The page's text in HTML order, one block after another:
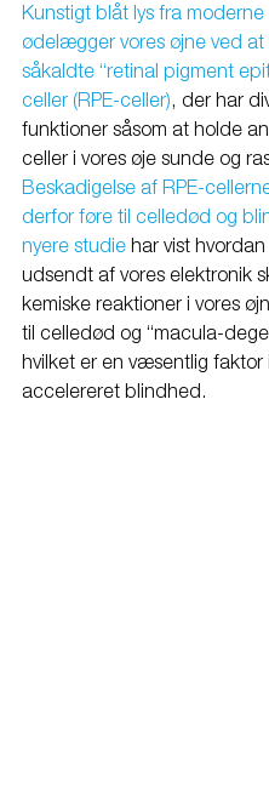
Kunstigt blåt lys fra
ødelægger vores øjne ved
såkaldte “retinal pigment
celler (RPE-celler), der har
funktioner såsom at holde
celler i vores øje sunde og
Beskadigelse af RPE-
derfor føre til celledød og
nyere studie har vist
udsendt af vores elektronik
kemiske reaktioner i vores
til celledød og “macula-
hvilket er en væsentlig faktor i
accelereret blindhed.